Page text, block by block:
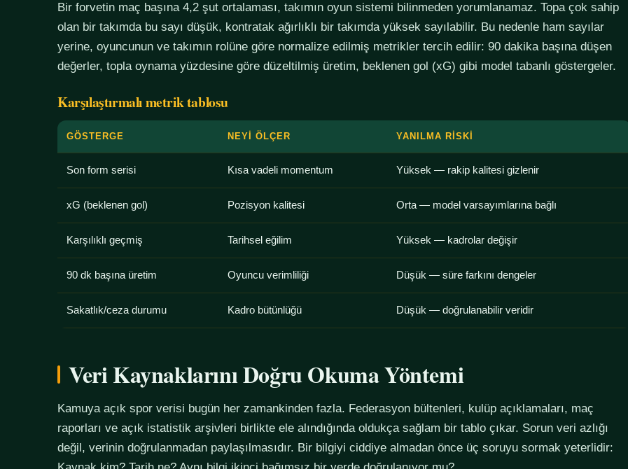
Bir forvetin maç başına 4,2 şut ortalaması, takımın oyun sistemi bilinmeden yorumlanamaz. Topa çok sahip
olan bir takımda bu sayı düşük, kontratak ağırlıklı bir takımda yüksek sayılabilir. Bu nedenle ham sayılar
yerine, oyuncunun ve takımın rolüne göre normalize edilmiş metrikler tercih edilir: 90 dakika başına düşen
değerler, topla oynama yüzdesine göre düzeltilmiş üretim, beklenen gol (xG) gibi model tabanlı göstergeler.
Karşılaştırmalı metrik tablosu
GÖSTERGE NEYI ÖLÇER YANILMA RISKI
Son form serisi Kısa vadeli momentum Yüksek — rakip kalitesi gizlenir
xG (beklenen gol) Pozisyon kalitesi Orta — model varsayımlarına bağlı
Karşılıklı geçmiş Tarihsel eğilim Yüksek — kadrolar değişir
90 dk başına üretim Oyuncu verimliliği Düşük — süre farkını dengeler
Sakatlık/ceza durumu Kadro bütünlüğü Düşük — doğrulanabilir veridir
Veri Kaynaklarını Doğru Okuma Yöntemi
Kamuya açık spor verisi bugün her zamankinden fazla. Federasyon bültenleri, kulüp açıklamaları, maç
raporları ve açık istatistik arşivleri birlikte ele alındığında oldukça sağlam bir tablo çıkar. Sorun veri azlığı
değil, verinin doğrulanmadan paylaşılmasıdır. Bir bilgiyi ciddiye almadan önce üç soruyu sormak yeterlidir: